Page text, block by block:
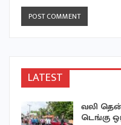
LATEST
வலி
டெங்கு